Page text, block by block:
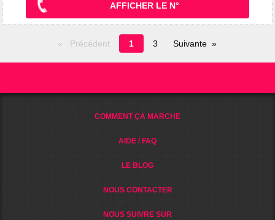
AFFICHER LE N°
Précédent
Page
en
1 3 Suivante
COMMENT ÇA MARCHE
AIDE / FAQ
LE BLOG
NOUS CONTACTER
NOUS SUIVRE SUR